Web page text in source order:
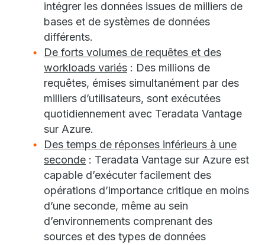
intégrer les données issues de milliers de
bases et de systèmes de données
différents.
De forts volumes de requêtes et des
workloads variés : Des millions de
requêtes, émises simultanément par des
milliers d’utilisateurs, sont exécutées
quotidiennement avec Teradata Vantage
sur Azure.
Des temps de réponses inférieurs à une
seconde : Teradata Vantage sur Azure est
capable d’exécuter facilement des
opérations d’importance critique en moins
d’une seconde, même au sein
d’environnements comprenant des
sources et des types de données